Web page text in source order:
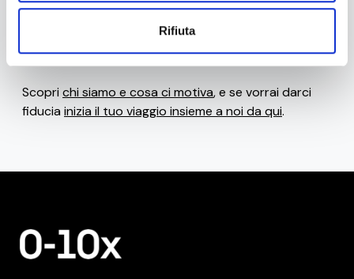
Rifiuta
Se invece ti senti pronto a
Scopri chi siamo e cosa ci motiva, e se vorrai darci
fiducia inizia il tuo viaggio insieme a noi da qui.